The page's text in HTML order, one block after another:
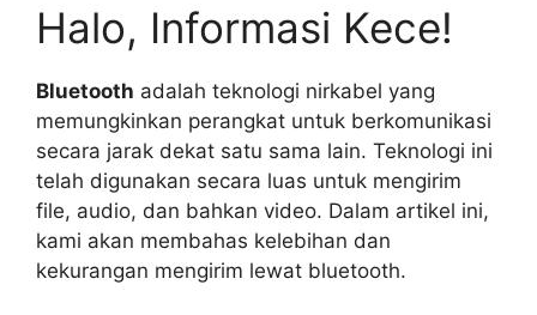
Halo, Informasi Kece!
Bluetooth adalah teknologi nirkabel yang
memungkinkan perangkat untuk berkomunikasi
secara jarak dekat satu sama lain. Teknologi ini
telah digunakan secara luas untuk mengirim
file, audio, dan bahkan video. Dalam artikel ini,
kami akan membahas kelebihan dan
kekurangan mengirim lewat bluetooth.